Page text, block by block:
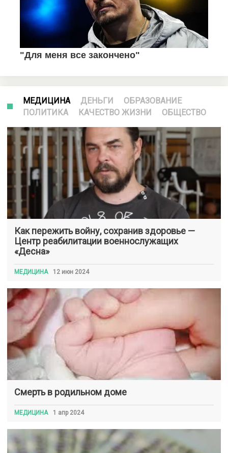
МЕДИЦИНА ДЕНЬГИ
ОБРАЗОВАНИЕ
ПОЛИТИКА
КАЧЕСТВО ЖИЗНИ ОБЩЕСТВО
Как пережить войну, сохранив здоровье —
Центр реабилитации военнослужащих
«Десна»
МЕДИЦИНА 12 июн 2024
Смерть в родильном доме
МЕДИЦИНА 1 апр 2024